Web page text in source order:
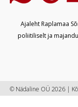
Ajaleht Raplamaa
poliitiliselt ja
© Nädaline OÜ 2026 |